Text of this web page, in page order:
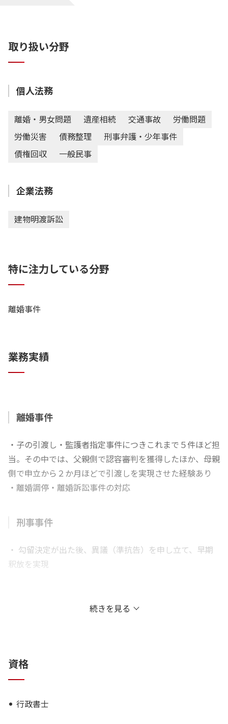
取り扱い分野
個人法務
離婚・男女問題 遺産相続 交通事故
労働問題
労働災害
債務整理
刑事弁護・少年事件
債権回収
一般民事
企業法務
建物明渡訴訟
特に注力している分野
離婚事件
業務実績
離婚事件
・子の引渡し・監護者指定事件につきこれまで５件ほど担
当。その中では、父親側で認容審判を獲得したほか、母親
側で申立から２か月ほどで引渡しを実現させた経験あり
・離婚調停・離婚訴訟事件の対応
刑事事件
・ 勾留決定が出た後、異議（準抗告）を申し立て、早期
釈放を実現
か、民事訴訟にて当方の主張がおおむね認められ合計１億
円を超える支払額での解決実績あり
・高次脳機能障害が争点となった事案など、重症案件の訴
訟事件対応経験あり
続きを見る
資格
行政書士